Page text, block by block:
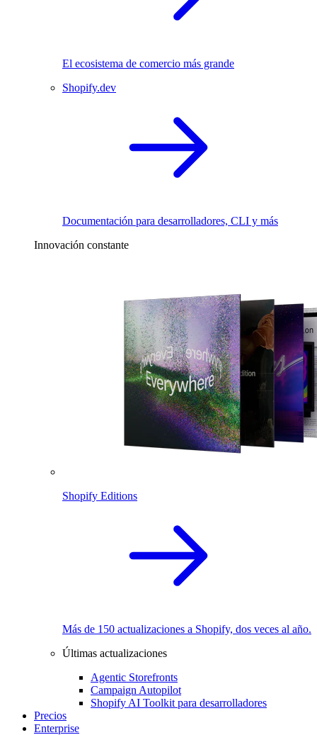
El ecosistema de comercio más grande
Shopify.dev
Documentación para desarrolladores, CLI y más
Innovación constante
Shopify Editions
Más de 150 actualizaciones a Shopify, dos veces al año.
Últimas actualizaciones
Agentic Storefronts
Campaign Autopilot
Shopify AI Toolkit para desarrolladores
Precios
Enterprise